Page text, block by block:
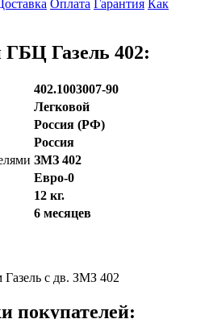
Оплата Гарантия Как
Газель 402:
402.1003007-90
Легковой
Россия (РФ)
Россия
ЗМЗ 402
Евро-0
12 кг.
6 месяцев
с дв. ЗМЗ 402
покупателей: